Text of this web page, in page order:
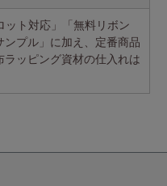
ット対応」「無料リボン
プル」に加え、定番商品
ラッピング資材の仕入れは